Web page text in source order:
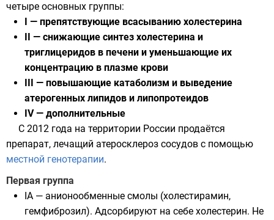
четыре основных группы:
I — препятствующие всасыванию холестерина
II — снижающие синтез холестерина и
триглицеридов в печени и уменьшающие их
концентрацию в плазме крови
III — повышающие катаболизм и выведение
атерогенных липидов и липопротеидов
IV — дополнительные
С 2012 года на территории России продаётся
препарат, лечащий атеросклероз сосудов с помощью
местной генотерапии.
Первая группа
IA — анионообменные смолы (холестирамин,
гемфиброзил). Адсорбируют на себе холестерин. Не